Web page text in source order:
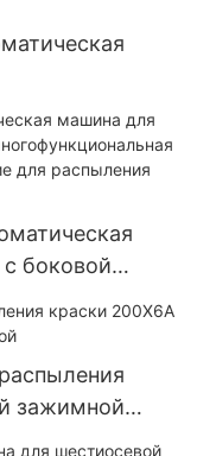
боковой
для
200x4
зажимной